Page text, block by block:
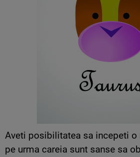
Aveti posibilitatea sa incepeti o
pe urma careia sunt sanse sa